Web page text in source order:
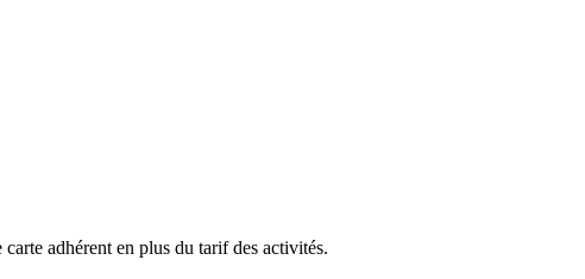
adhérent en plus du tarif des activités.